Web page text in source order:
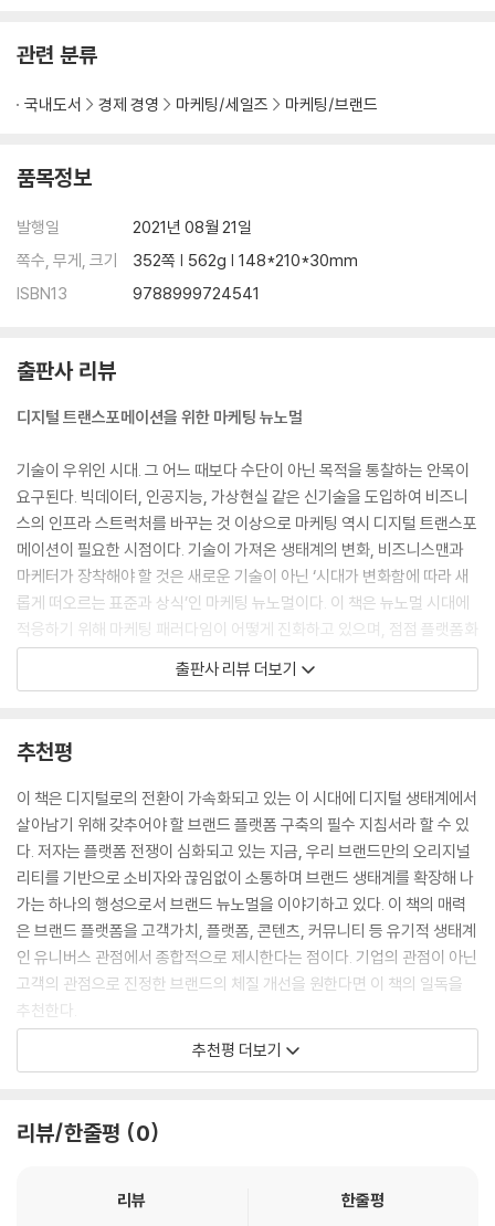
제3부 브랜드 유니버스의 설계
07 브랜드 유니버스 설계도
08 고객가치 창조(value creation)
불편 해소와 욕구 충족
고객 관계 관리(CRM)에서 고객 경험 관리(CEM)로
제품이 아닌 라이프스타일로 브랜드를 재정비하라
09 플랫폼 창조(platform creation)
플랫폼이 일하는 법
플랫폼의 조건
10 콘텐츠 창조(content creation)
플랫폼에서 콘텐츠로 무게중심 이동
콘텐츠의 작동 방식: 유인과 유도
다양한 콘텐츠 유형
플랫폼 기반 라이프 콘텐츠의 설계
11 커뮤니티 창조(community creation)
지속 가능한 플랫폼의 원천
커뮤니티 운영 가이드
12 브랜드 유니버스 생태계의 완성
디지털 생태계에 대한 인사이트
브랜드 플랫폼 운영 법칙
에필로그_마케팅 창의력으로 승부하라
참고문헌
찾아보기
관련 분류
국내도서 경제 경영 마케팅/세일즈 마케팅/브랜드
품목정보
발행일
2021년 08월 21일
쪽수, 무게, 크기
352쪽 | 562g | 148*210*30mm
ISBN13
9788999724541
출판사 리뷰
디지털 트랜스포메이션을 위한 마케팅 뉴노멀
기술이 우위인 시대. 그 어느 때보다 수단이 아닌 목적을 통찰하는 안목이
요구된다. 빅데이터, 인공지능, 가상현실 같은 신기술을 도입하여 비즈니
스의 인프라 스트럭처를 바꾸는 것 이상으로 마케팅 역시 디지털 트랜스포
메이션이 필요한 시점이다. 기술이 가져온 생태계의 변화, 비즈니스맨과
마케터가 장착해야 할 것은 새로운 기술이 아닌 ‘시대가 변화함에 따라 새
롭게 떠오르는 표준과 상식’인 마케팅 뉴노멀이다. 이 책은 뉴노멀 시대에
적응하기 위해 마케팅 패러다임이 어떻게 진화하고 있으며, 점점 플랫폼화
되는 비즈니스 생태계에서 브랜드는 어떻게 살아남아야 할 것인가에 대한
실천적이고 전략적인 가이드라인을 제시하고 있다.
플랫폼을 기반으로 마케팅의 4P가 통합되고 있다. 이러한 초연결 생태계
에서는 마케팅의 전 과정에 들어오는 소비자를 레버리지 할 수 있도록 철
저히 소비자 중심으로 마케팅 전략을 재구성해야 한다. 더불어 제품과 브
랜드가 매개가 되어 고객 중심의 오가닉 네트워크 생태계가 운영될 수 있
도록 브랜드의 절대가치에 집중해야 한다.
제2부. 브랜드 유니버스의 성장
디지털을 중심으로 떠오르고 있는 비즈니스 유형은 플랫폼이다. 플랫폼은
곧 디지털 시장과 다름이 없다. 우후죽순으로 생겨나고 있는 다양한 플랫
폼들은 크게 판매지향의 푸시형과 관계지향의 풀형으로 양분할 수 있는데,
점차 푸시형과 풀형이 결합하는 방식으로 진화하는 중이다. 점점 복잡해지
고 있는 디지털 생태계에서 브랜드가 지향해야 할 플랫폼은 판매를 위한
자사몰이 아닌, 고객이 원하는 라이프스타일을 경험하게 해주고 그들과 함
가 제공하고자 하는 ‘고객가치 창조’를 중심으로, 이를 구현할 수 있는 ‘플
출판사 리뷰 더보기
추천평
이 책은 디지털로의 전환이 가속화되고 있는 이 시대에 디지털 생태계에서
살아남기 위해 갖추어야 할 브랜드 플랫폼 구축의 필수 지침서라 할 수 있
다. 저자는 플랫폼 전쟁이 심화되고 있는 지금, 우리 브랜드만의 오리지널
리티를 기반으로 소비자와 끊임없이 소통하며 브랜드 생태계를 확장해 나
가는 하나의 행성으로서 브랜드 뉴노멀을 이야기하고 있다. 이 책의 매력
은 브랜드 플랫폼을 고객가치, 플랫폼, 콘텐츠, 커뮤니티 등 유기적 생태계
인 유니버스 관점에서 종합적으로 제시한다는 점이다. 기업의 관점이 아닌
고객의 관점으로 진정한 브랜드의 체질 개선을 원한다면 이 책의 일독을
추천한다.
보이는 영역은 브랜드 마케팅(brand marketing)의 디지털 트랜스포메
해야 할 풍부한 인사이트가 담겨져 있다.
추천평 더보기
리뷰/한줄평 0
리뷰
한줄평